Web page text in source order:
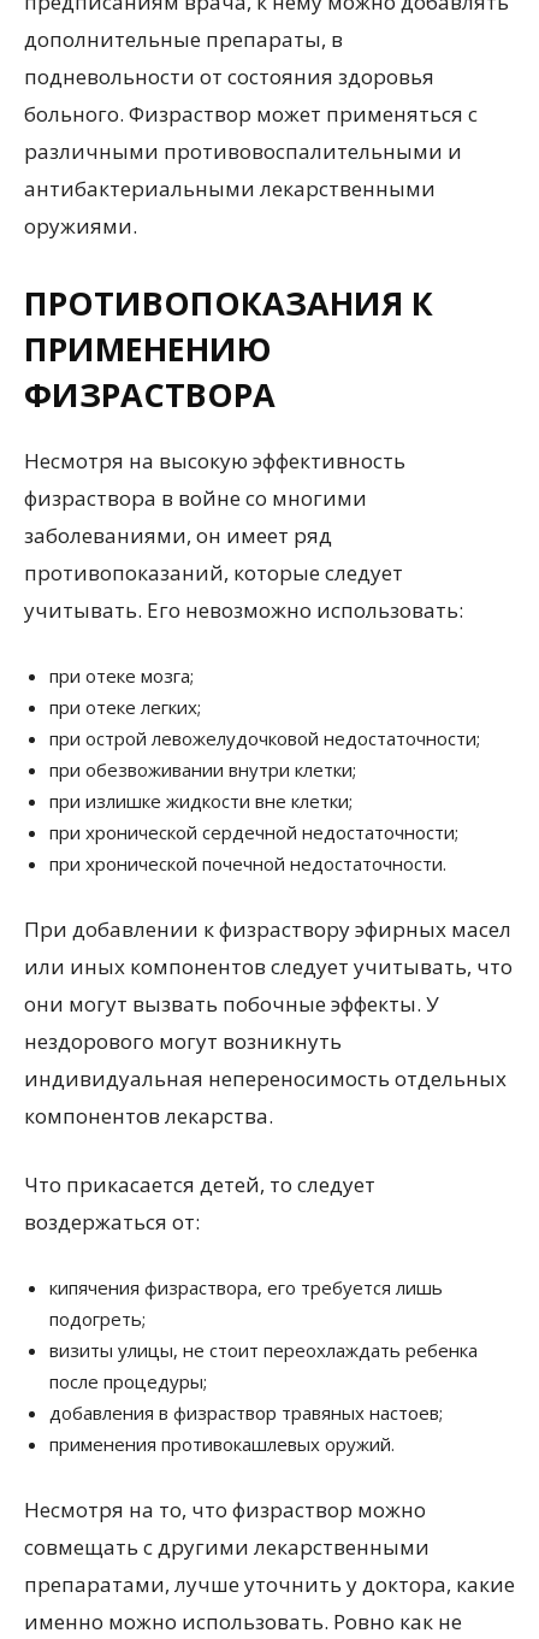
дополнительные препараты, в
подневольности от состояния здоровья
больного. Физраствор может применяться с
различными противовоспалительными и
антибактериальными лекарственными
оружиями.
ПРОТИВОПОКАЗАНИЯ К
ПРИМЕНЕНИЮ
ФИЗРАСТВОРА
Несмотря на высокую эффективность
физраствора в войне со многими
заболеваниями, он имеет ряд
противопоказаний, которые следует
учитывать. Его невозможно использовать:
при отеке мозга;
при отеке легких;
при острой левожелудочковой недостаточности;
при обезвоживании внутри клетки;
при излишке жидкости вне клетки;
при хронической сердечной недостаточности;
при хронической почечной недостаточности.
При добавлении к физраствору эфирных масел
или иных компонентов следует учитывать, что
они могут вызвать побочные эффекты. У
нездорового могут возникнуть
индивидуальная непереносимость отдельных
компонентов лекарства.
Что прикасается детей, то следует
воздержаться от:
кипячения физраствора, его требуется лишь
подогреть;
визиты улицы, не стоит переохлаждать ребенка
после процедуры;
добавления в физраствор травяных настоев;
применения противокашлевых оружий.
Несмотря на то, что физраствор можно
совмещать с другими лекарственными
препаратами, лучше уточнить у доктора, какие
именно можно использовать. Ровно как не